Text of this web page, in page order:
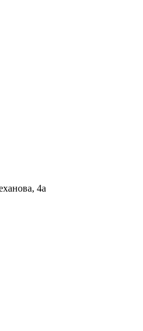
4а